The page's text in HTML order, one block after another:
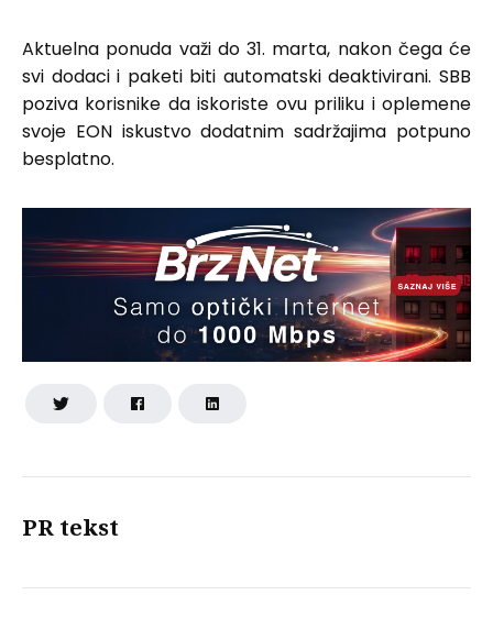
PR tekst
Aktuelna ponuda važi do 31. marta, nakon čega će
svi dodaci i paketi biti automatski deaktivirani. SBB
poziva korisnike da iskoriste ovu priliku i oplemene
svoje EON iskustvo dodatnim sadržajima potpuno
besplatno.